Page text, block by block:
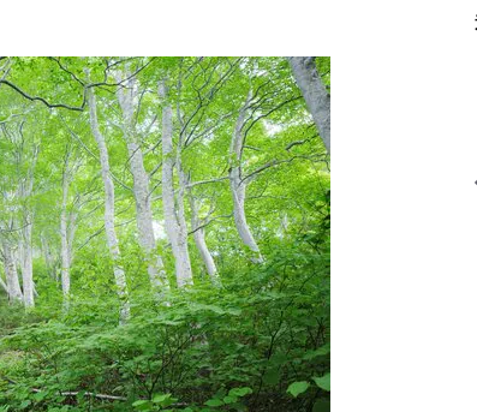
ダー 耕して焙煎して走る男
絶景キャ
葉を失う